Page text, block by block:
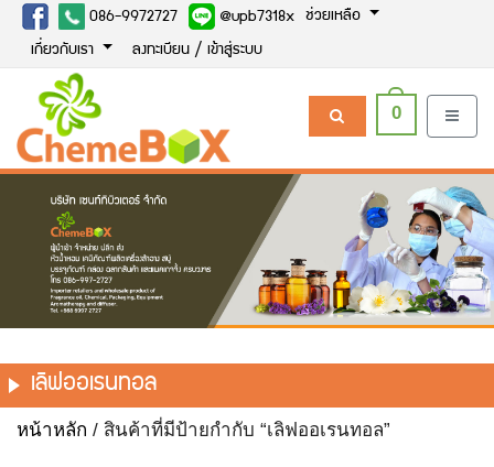
086-9972727 @upb7318x ช่วยเหลือ
เกี่ยวกับเรา ลงทะเบียน / เข้าสู่ระบบ
0
เลิฟออเรนทอล
หน้าหลัก / สินค้าที่มีป้ายกำกับ “เลิฟออเรนทอล”